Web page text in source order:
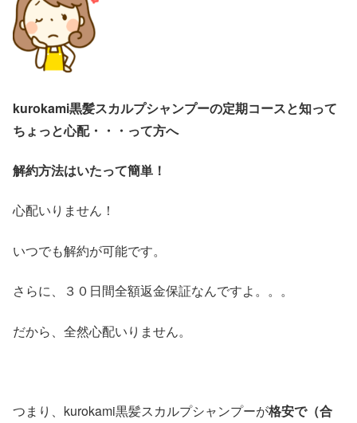
kurokami黒髪スカルプシャンプーの定期コースと知って
ちょっと心配・・・って方へ
解約方法はいたって簡単！
心配いりません！
いつでも解約が可能です。
さらに、３０日間全額返金保証なんですよ。。。
だから、全然心配いりません。
つまり、kurokami黒髪スカルプシャンプーが格安で（合